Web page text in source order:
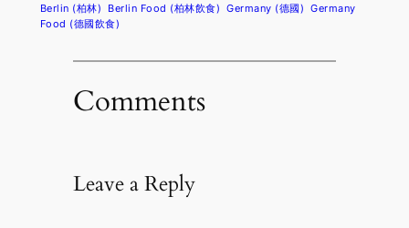
Berlin (柏林) Berlin Food (柏林飲食) Germany (德國) Germany
Food (德國飲食)
Comments
Leave a Reply